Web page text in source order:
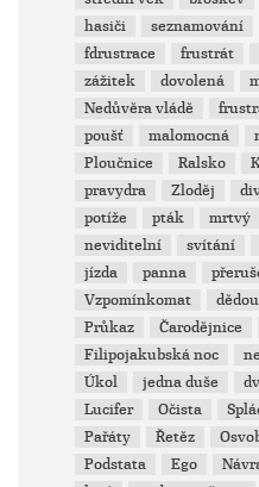
hasiči
seznamování
fdrustrace
frustrát
zážitek
dovolená
Nedůvěra vládě
poušť
malomocná
Ploučnice
Ralsko
pravydra
Zloděj
potíže
pták mrtvý
neviditelní
svítání
jízda
panna
Vzpomínkomat
Průkaz
Čarodějnice
Filipojakubská noc
Úkol
jedna duše
Lucifer
Očista
Pařáty
Řetěz
Podstata
Ego